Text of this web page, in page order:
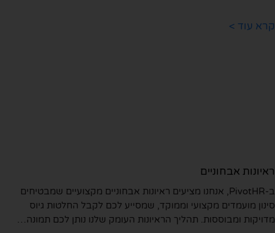
עוד >
אבחוניים
ב-PivotHR, אנחנו מציעים ראיונות אבחוניים מקצועיים שמבטיחים
מועמדים מקצועי וממוקד, שמסייע לכם לקבל החלטות גיוס
ומבוססות. תהליך הראיונות העומק שלנו נותן לכם תמונה…